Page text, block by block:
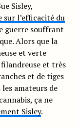
Sisley,
sur l’efficacité du
guerre souffrant
Alors que la
et verte
et très
et de tiges
amateurs de
ça ne
Sisley.